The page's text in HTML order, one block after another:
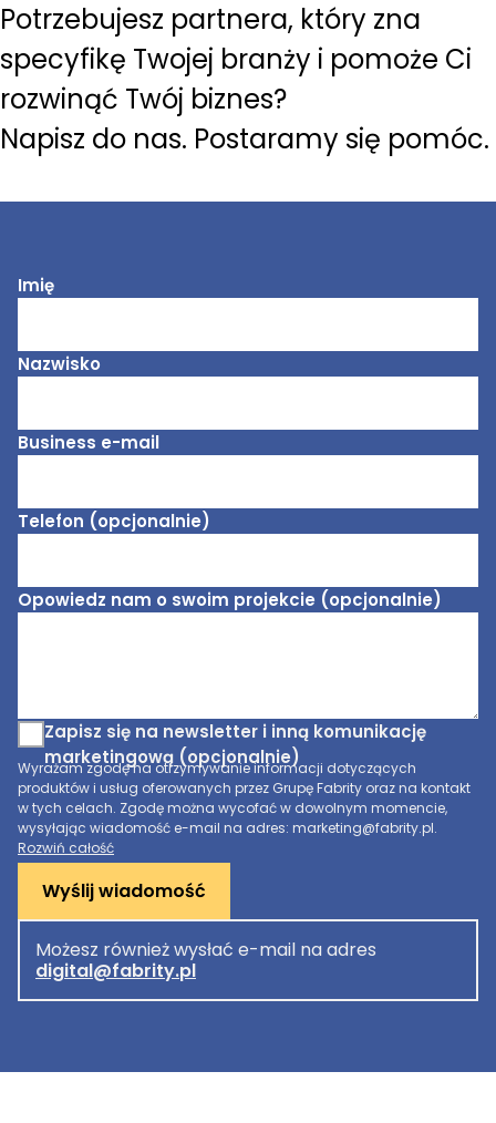
Potrzebujesz partnera, który zna
specyfikę Twojej branży i pomoże Ci
rozwinąć Twój biznes?
Napisz do nas. Postaramy się pomóc.
Imię
Nazwisko
Business e-mail
Telefon (opcjonalnie)
Opowiedz nam o swoim projekcie (opcjonalnie)
Zapisz się na newsletter i inną komunikację
marketingową (opcjonalnie)
Wyrażam zgodę na otrzymywanie informacji dotyczących
produktów i usług oferowanych przez Grupę Fabrity oraz na kontakt
w tych celach. Zgodę można wycofać w dowolnym momencie,
wysyłając wiadomość e-mail na adres: marketing@fabrity.pl.
Rozwiń całość
Wyślij wiadomość
Możesz również wysłać e-mail na adres
digital@fabrity.pl